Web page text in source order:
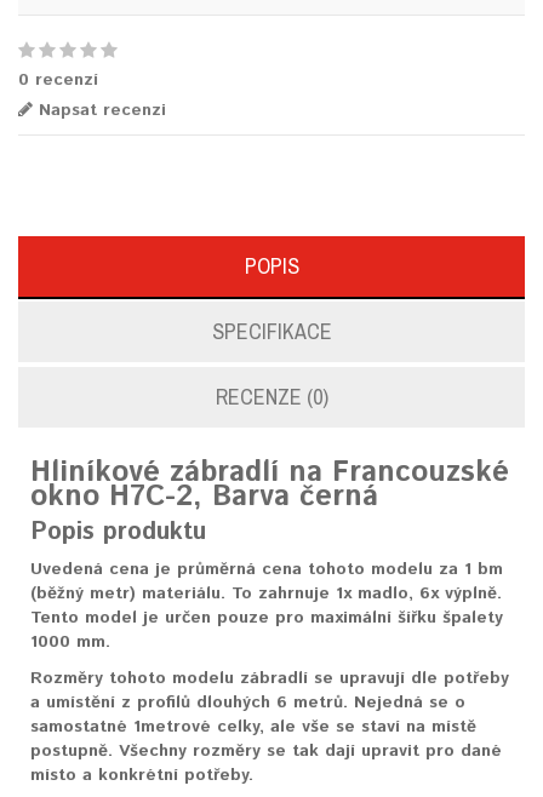
0 recenzí
Napsat recenzi
POPIS
SPECIFIKACE
RECENZE (0)
Hliníkové zábradlí na Francouzské
okno H7C-2, Barva černá
Popis produktu
Uvedená cena je průměrná cena tohoto modelu za 1 bm
(běžný metr) materiálu. To zahrnuje 1x madlo, 6x výplně.
Tento model je určen pouze pro maximální šířku špalety
1000 mm.
Rozměry tohoto modelu zábradlí se upravují dle potřeby
a umístění z profilů dlouhých 6 metrů. Nejedná se o
samostatné 1metrové celky, ale vše se staví na místě
postupně. Všechny rozměry se tak dají upravit pro dané
místo a konkrétní potřeby.